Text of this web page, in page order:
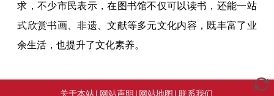
求，不少市民表示，在图书馆不仅可以读书，还能一站
式欣赏书画、非遗、文献等多元文化内容，既丰富了业
余生活，也提升了文化素养。
关于本站| 网站声明 | 网站地图 | 联系我们